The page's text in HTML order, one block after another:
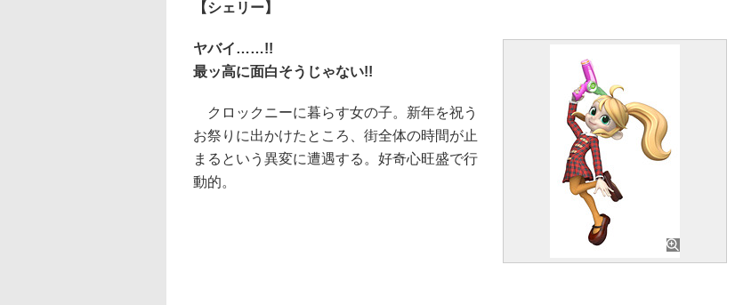
【シェリー】
ヤバイ……!!
最ッ高に面白そうじゃない!!
クロックニーに暮らす女の子。新年を祝う
お祭りに出かけたところ、街全体の時間が止
まるという異変に遭遇する。好奇心旺盛で行
動的。